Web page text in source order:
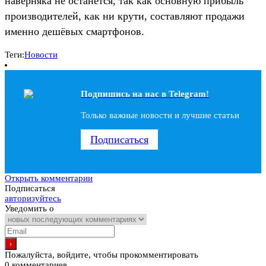
производителей, как ни крути, составляют продажи
именно дешёвых смартфонов.
Теги:Новости
Подпишись на наc в Telegram!
Только важные новости и лучшие статьи
Подписаться
Открыть комментарии
Подписаться
авторизуйтесь
Уведомить о
Пожалуйста, войдите, чтобы прокомментировать